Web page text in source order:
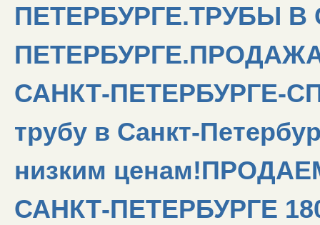
ПЕТЕРБУРГЕ.ТРУБЫ В
САНКТ-ПЕТЕРБУРГЕ-
трубу в Санкт-
низким
САНКТ-ПЕТЕРБУРГЕ